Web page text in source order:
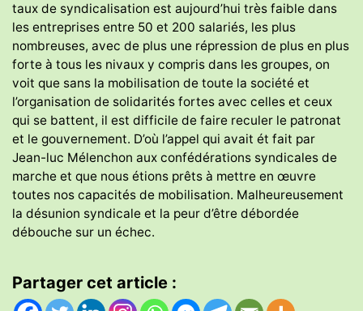
taux de syndicalisation est aujourd’hui très faible dans
les entreprises entre 50 et 200 salariés, les plus
nombreuses, avec de plus une répression de plus en plus
forte à tous les nivaux y compris dans les groupes, on
voit que sans la mobilisation de toute la société et
l’organisation de solidarités fortes avec celles et ceux
qui se battent, il est difficile de faire reculer le patronat
et le gouvernement. D’où l’appel qui avait ét fait par
Jean-luc Mélenchon aux confédérations syndicales de
marche et que nous étions prêts à mettre en œuvre
toutes nos capacités de mobilisation. Malheureusement
la désunion syndicale et la peur d’être débordée
débouche sur un échec.
Partager cet article :